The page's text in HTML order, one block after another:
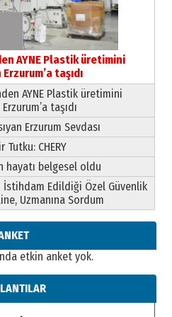
Erzurum’a
daha!
AYNE Plastik üretimini
taşıdı
AYNE Plastik üretimini
taşıdı
Erzurum Sevdası
Tutku: CHERY
hayatı belgesel oldu
İstihdam Edildiği Özel Güvenlik
Uzmanına Sordum
etkin anket yok.